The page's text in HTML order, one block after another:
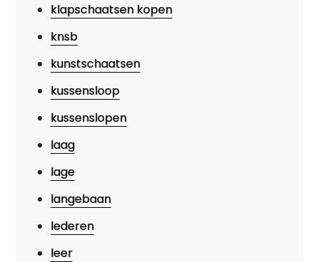
klapschaatsen kopen
knsb
kunstschaatsen
kussensloop
kussenslopen
laag
lage
langebaan
lederen
leer